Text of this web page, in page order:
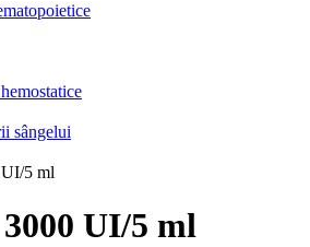
sângelui
5 ml
UI/5 ml